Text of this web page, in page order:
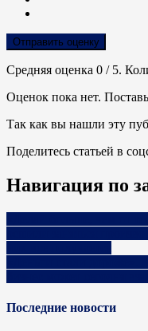
Отправить оценку
Средняя оценка 0 / 5.
Оценок пока нет.
Так как вы нашли эту
Поделитесь статьей в
Навигация по
Последние новости